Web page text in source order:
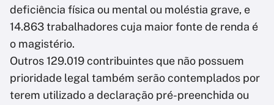
deficiência física ou mental ou moléstia grave, e
14.863 trabalhadores cuja maior fonte de renda é
o magistério.
Outros 129.019 contribuintes que não possuem
prioridade legal também serão contemplados por
terem utilizado a declaração pré-preenchida ou